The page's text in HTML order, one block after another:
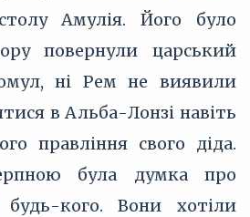
Амулія. Його було
повернули царський
ні Рем не виявили
в Альба-Лонзі навіть
правління свого діда.
була думка про
будь-кого. Вони хотіли